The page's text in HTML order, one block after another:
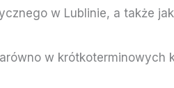
w Lublinie, a także
w krótkoterminowych